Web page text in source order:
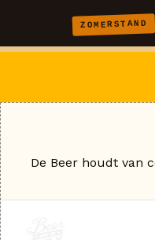
ZOMERSTAND
De Beer houdt van